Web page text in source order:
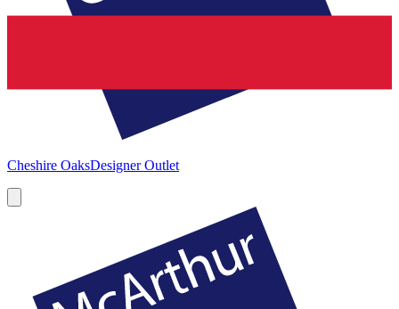
Cheshire OaksDesigner Outlet